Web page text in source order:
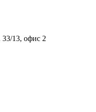
13, офис 2